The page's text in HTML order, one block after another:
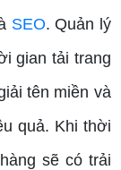
SEO. Quản lý
gian tải trang
tên miền và
quả. Khi thời
sẽ có trải